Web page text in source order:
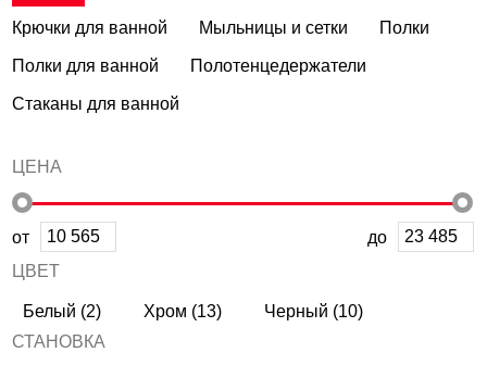
Крючки для ванной Мыльницы и сетки Полки
Полки для ванной Полотенцедержатели
Стаканы для ванной
ЦЕНА
от
до
ЦВЕТ
Белый (2) Хром (13)
Черный (10)
УСТАНОВКА